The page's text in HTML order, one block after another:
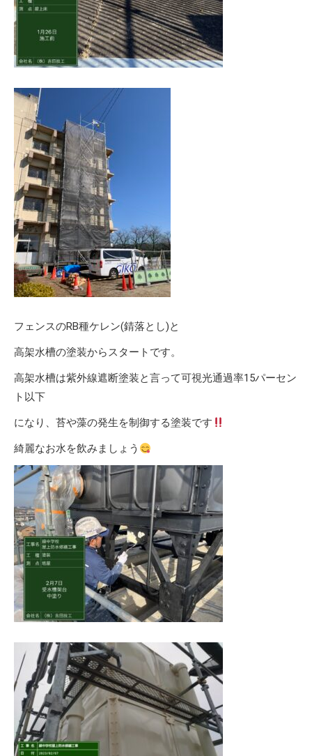
フェンスのRB種ケレン(錆落とし)と
高架水槽の塗装からスタートです。
高架水槽は紫外線遮断塗装と言って可視光通過率15パーセン
ト以下
になり、苔や藻の発生を制御する塗装です
綺麗なお水を飲みましょう